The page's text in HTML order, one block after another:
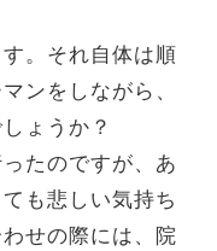
。それ自体は順
ンをしながら、
ょうか？
たのですが、あ
も悲しい気持ち
せの際には、院